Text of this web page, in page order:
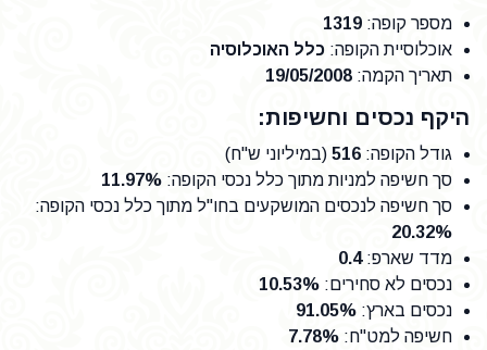
מספר קופה:
1319
אוכלוסיית הקופה: כלל האוכלוסיה
תאריך הקמה:
19/05/2008
היקף נכסים וחשיפות:
גודל הקופה:
516 (במיליוני ש"ח)
סך חשיפה למניות מתוך כלל נכסי הקופה:
11.97%
סך חשיפה לנכסים המושקעים בחו"ל מתוך כלל נכסי הקופה:
20.32%
מדד שארפ:
0.4
נכסים לא סחירים:
10.53%
נכסים בארץ:
91.05%
חשיפה למט"ח:
7.78%